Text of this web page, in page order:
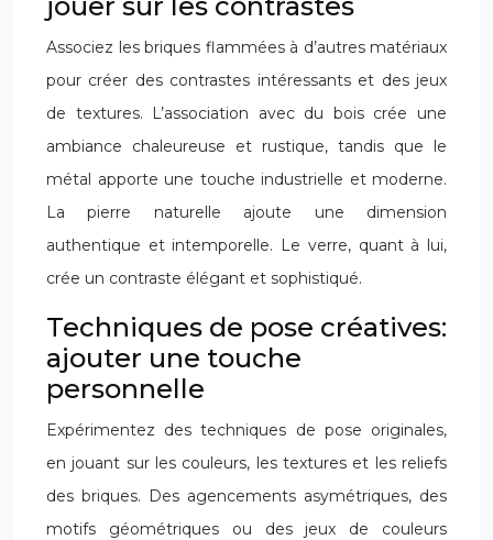
Associez les briques flammées à d’autres matériaux
pour créer des contrastes intéressants et des jeux
de textures. L’association avec du bois crée une
ambiance chaleureuse et rustique, tandis que le
métal apporte une touche industrielle et moderne.
La pierre naturelle ajoute une dimension
authentique et intemporelle. Le verre, quant à lui,
crée un contraste élégant et sophistiqué.
Techniques de pose créatives:
ajouter une touche
personnelle
Expérimentez des techniques de pose originales,
en jouant sur les couleurs, les textures et les reliefs
des briques. Des agencements asymétriques, des
motifs géométriques ou des jeux de couleurs